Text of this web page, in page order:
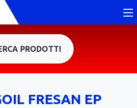
PRODOTTI
FRESAN EP